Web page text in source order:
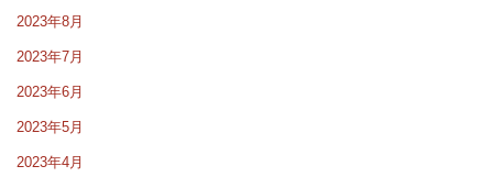
2023年8月
2023年7月
2023年6月
2023年5月
2023年4月